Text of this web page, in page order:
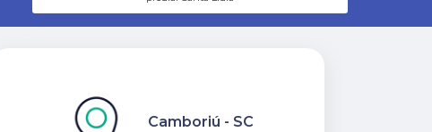
Camboriú - SC